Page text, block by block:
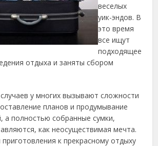
веселых
уик-эндов. В
это время
все ищут
подходящее
отдыха и заняты сбором
у многих вызывают сложности
планов и продумывание
а полностью собранные сумки,
как неосуществимая мечта.
к прекрасному отдыху